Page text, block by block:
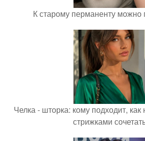
К старому перманенту можно
Челка - шторка: кому подходит, как
стрижками